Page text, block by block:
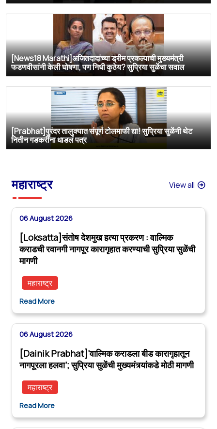
[News18 Marathi]अजितदादांच्या ड्रीम प्रकल्पाची मुख्यमंत्री
फडणवीसांनी केली घोषणा, पण निधी कुठेय? सुप्रिया सुळेंचा सवाल
[Prabhat]पुरंदर तालुक्यात संपूर्ण टोलमाफी द्या! सुप्रिया सुळेंनी थेट
नितीन गडकरींना धाडलं पत्र
महाराष्ट्र View all
06 August 2026
[Loksatta]संतोष देशमुख हत्या प्रकरण : वाल्मिक
कराडची रवानगी नागपूर कारागृहात करण्याची सुप्रिया सुळेंची
मागणी
महाराष्ट्र
Read More
06 August 2026
[Dainik Prabhat]‘वाल्मिक कराडला बीड कारागृहातून
नागपूरला हलवा’; सुप्रिया सुळेंची मुख्यमंत्र्यांकडे मोठी मागणी
महाराष्ट्र
Read More